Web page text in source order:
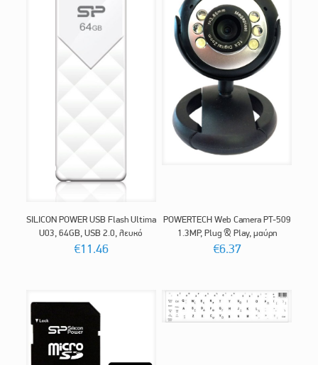
SILICON POWER USB Flash Ultima
U03, 64GB, USB 2.0, λευκό
€11.46
POWERTECH Web Camera PT-509
1.3MP, Plug & Play, μαύρη
€6.37